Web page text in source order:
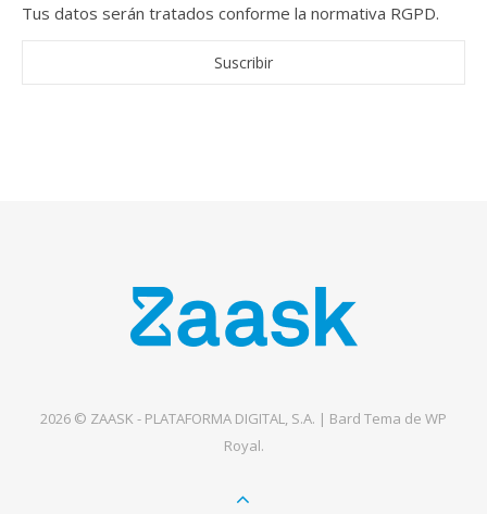
Tus datos serán tratados conforme la normativa RGPD.
2026 © ZAASK - PLATAFORMA DIGITAL, S.A. | Bard Tema de WP
Royal.